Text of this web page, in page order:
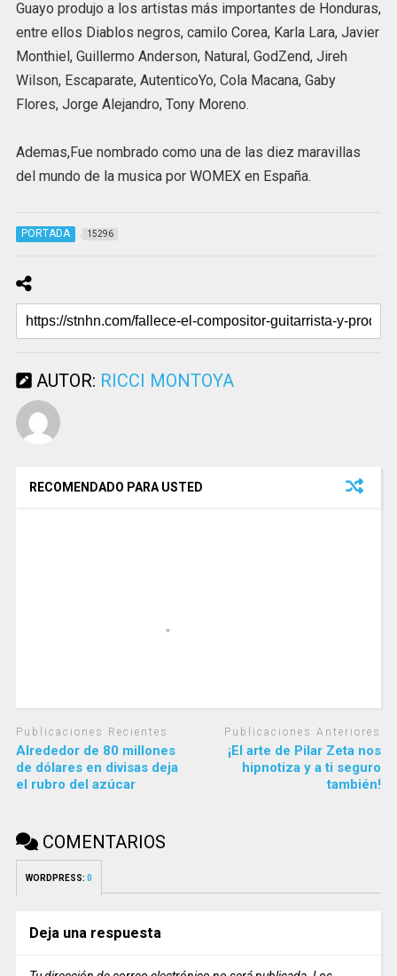
Guayo produjo a los artistas más importantes de Honduras,
entre ellos Diablos negros, camilo Corea, Karla Lara, Javier
Monthiel, Guillermo Anderson, Natural, GodZend, Jireh
Wilson, Escaparate, AutenticoYo, Cola Macana, Gaby
Flores, Jorge Alejandro, Tony Moreno.
Ademas,Fue nombrado como una de las diez maravillas
del mundo de la musica por WOMEX en España.
PORTADA 15296
AUTOR: RICCI MONTOYA
RECOMENDADO PARA USTED
Publicaciones Recientes
Alrededor de 80 millones
de dólares en divisas deja
el rubro del azúcar
Publicaciones Anteriores
¡El arte de Pilar Zeta nos
hipnotiza y a ti seguro
también!
COMENTARIOS
WORDPRESS: 0
Deja una respuesta